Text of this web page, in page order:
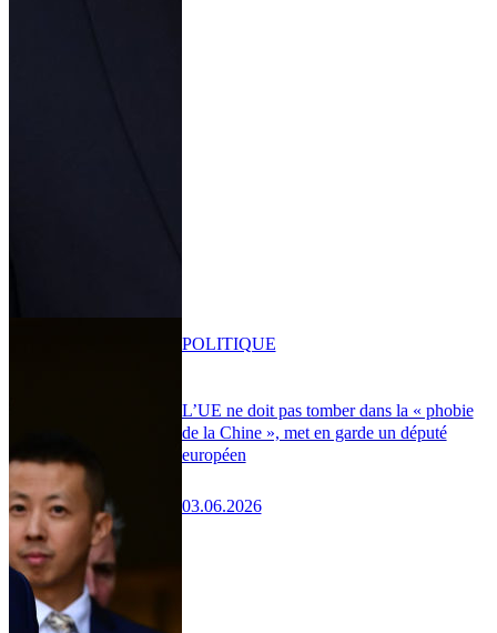
L’UE ne doit pas tomber dans la « phobie
de la Chine », met en garde un député
européen
03.06.2026
POLITIQUE